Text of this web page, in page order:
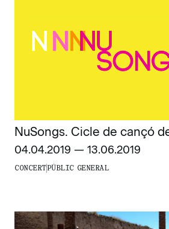
NuSongs. Cicle de cançó
04.04.2019 — 13.06.2019
CONCERTPÚBLIC GENERAL